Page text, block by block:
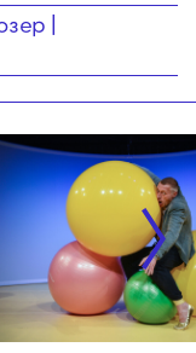
|